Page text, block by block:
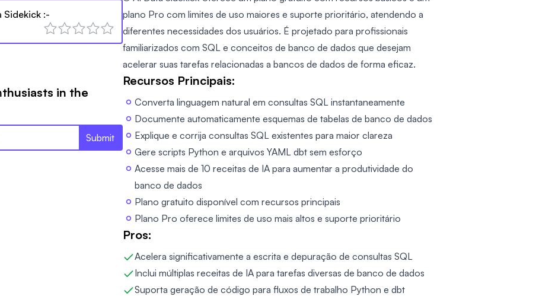
Sidekick :-
in the
Submit
plano Pro com limites de uso maiores e suporte prioritário, atendendo a
diferentes necessidades dos usuários. É projetado para profissionais
familiarizados com SQL e conceitos de banco de dados que desejam
acelerar suas tarefas relacionadas a bancos de dados de forma eficaz.
Recursos Principais:
Converta linguagem natural em consultas SQL instantaneamente
Documente automaticamente esquemas de tabelas de banco de dados
Explique e corrija consultas SQL existentes para maior clareza
Gere scripts Python e arquivos YAML dbt sem esforço
Acesse mais de 10 receitas de IA para aumentar a produtividade do
banco de dados
Plano gratuito disponível com recursos principais
Plano Pro oferece limites de uso mais altos e suporte prioritário
Pros:
Acelera significativamente a escrita e depuração de consultas SQL
Inclui múltiplas receitas de IA para tarefas diversas de banco de dados
Suporta geração de código para fluxos de trabalho Python e dbt